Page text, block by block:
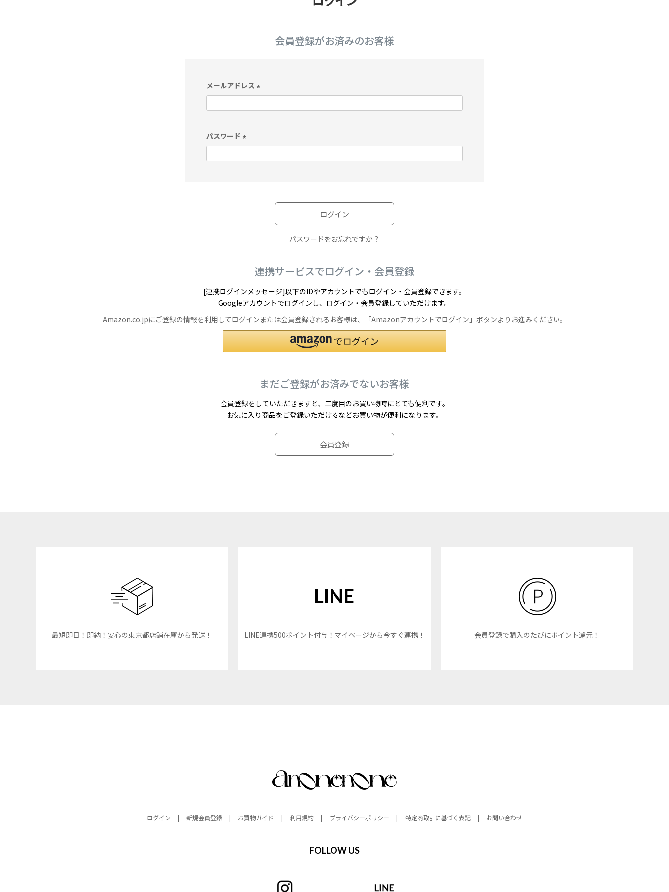
会員登録がお済みのお客様
メールアドレス
必
パスワード
必
ログイン
パスワードをお忘れですか？
連携サービスでログイン・会員登録
[連携ログインメッセージ]以下のIDやアカウントでもログイン・会員登録できます。
Googleアカウントでログインし、ログイン・会員登録していただけます。
Amazon.co.jpにご登録の情報を利用してログインまたは会員登録されるお客様は、「Amazonアカウントでログイン」ボタンよりお進みください。
まだご登録がお済みでないお客様
会員登録をしていただきますと、二度目のお買い物時にとても便利です。
お気に入り商品をご登録いただけるなどお買い物が便利になります。
会員登録
最短即日！即納！安心の東京都店舗在庫から発送！ LINE連携500ポイント付与！マイページから今すぐ連携！ 会員登録で購入のたびにポイント還元！
ログイン 新規会員登録 お買物ガイド 利用規約 プライバシーポリシー 特定商取引に基づく表記 お問い合わせ
FOLLOW US